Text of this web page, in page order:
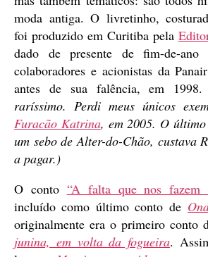
moda antiga. O livretinho,
foi produzido em Curitiba pela
dado de presente de fim-de-ano
colaboradores e acionistas da
antes de sua falência, em 1998.
raríssimo. Perdi meus únicos
Furacão Katrina, em 2005. O
um sebo de Alter-do-Chão, custava
a pagar.)
O conto “A falta que nos fazem
incluído como último conto de
originalmente era o primeiro conto
junina, em volta da fogueira.